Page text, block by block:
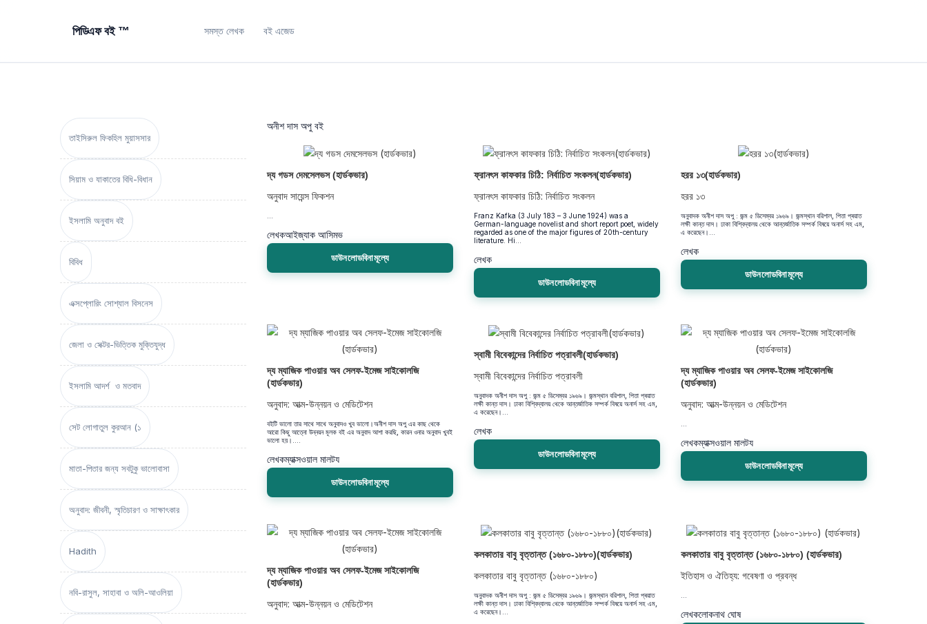
পিডিএফ বই ™ সমস্ত লেখক বই এজেড
তাইসিরুল ফিকহিল মুয়াসসার
সিয়াম ও যাকাতের বিধি-বিধান
ইসলামি অনুবাদ বই
বিবিধ
এক্সপ্লোরিং সোশ্যাল বিসনেস
জেলা ও সেক্টর-ভিত্তিক মুক্তিযুদ্ধ
ইসলামি আদর্শ ও মতবাদ
সেট লোগাতুল কুরআন (১
মাতা-পিতার জন্য সবটুকু ভালোবাসা
অনুবাদ: জীবনী, স্মৃতিচারণ ও সাক্ষাৎকার
Hadith
নবি-রাসুল, সাহাবা ও অলি-আওলিয়া
অনীশ দাস অপু বই
দ্য গডস দেমসেলভস (হার্ডকভার)
অনুবাদ সায়েন্স ফিকশন
লেখকআইজ্যাক আসিমভ
ডাউনলোডবিনামূল্যে
ফ্রানৎস কাফকার চিঠি: নির্বাচিত সংকলন(হার্ডকভার)
ফ্রানৎস কাফকার চিঠি: নির্বাচিত সংকলন
Franz Kafka (3 July 183 – 3 June 1924) was a
German-language novelist and short report poet, widely
regarded as one of the major figures of 20th-century
literature. Hi...
লেখক
ডাউনলোডবিনামূল্যে
হরর ১৩(হার্ডকভার)
হরর ১৩
অনুবাদক অনীশ দাস অপু : জন্ম ৫ ডিসেম্বর ১৯৬৯। জন্মস্থান বরিশাল, পিতা প্ৰয়াত
লক্ষী কান্ত দাস। ঢাকা বিশ্বিদ্যালয় থেকে আন্তর্জাতিক সম্পর্ক বিষয়ে অনার্স সহ এম,
এ করেছেন।...
লেখক
ডাউনলোডবিনামূল্যে
দ্য ম্যাজিক পাওয়ার অব সেলফ-ইমেজ সাইকোলজি
(হার্ডকভার)
অনুবাদ: আত্ম-উন্নয়ন ও মেডিটেশন
বইটি ভালো তার সাথে সাথে অনুবাদও খুব ভালো।অনীশ দাস অপু এর কাছ থেকে
আরো কিছু আত্নো উন্নয়ন মূলক বই এর অনুবাদ আশা করছি, কারন ওনার অনুবাদ খুবই
ভালো হয়।....
লেখকম্যাক্সওয়াল মালটয
ডাউনলোডবিনামূল্যে
স্বামী বিবেকান্দের নির্বাচিত পত্রাবলী(হার্ডকভার)
স্বামী বিবেকান্দের নির্বাচিত পত্রাবলী
অনুবাদক অনীশ দাস অপু : জন্ম ৫ ডিসেম্বর ১৯৬৯। জন্মস্থান বরিশাল, পিতা প্ৰয়াত
লক্ষী কান্ত দাস। ঢাকা বিশ্বিদ্যালয় থেকে আন্তর্জাতিক সম্পর্ক বিষয়ে অনার্স সহ এম,
এ করেছেন।...
লেখক
ডাউনলোডবিনামূল্যে
দ্য ম্যাজিক পাওয়ার অব সেলফ-ইমেজ সাইকোলজি
(হার্ডকভার)
অনুবাদ: আত্ম-উন্নয়ন ও মেডিটেশন
লেখকম্যাক্সওয়াল মালটয
ডাউনলোডবিনামূল্যে
দ্য ম্যাজিক পাওয়ার অব সেলফ-ইমেজ সাইকোলজি
(হার্ডকভার)
অনুবাদ: আত্ম-উন্নয়ন ও মেডিটেশন
কলকাতার বাবু বৃত্তান্ত (১৬৮০-১৮৮০)(হার্ডকভার)
কলকাতার বাবু বৃত্তান্ত (১৬৮০-১৮৮০)
অনুবাদক অনীশ দাস অপু : জন্ম ৫ ডিসেম্বর ১৯৬৯। জন্মস্থান বরিশাল, পিতা প্ৰয়াত
লক্ষী কান্ত দাস। ঢাকা বিশ্বিদ্যালয় থেকে আন্তর্জাতিক সম্পর্ক বিষয়ে অনার্স সহ এম,
এ করেছেন।...
কলকাতার বাবু বৃত্তান্ত (১৬৮০-১৮৮০) (হার্ডকভার)
ইতিহাস ও ঐতিহ্য: গবেষণা ও প্রবন্ধ
লেখকলোকনাথ ঘোষ